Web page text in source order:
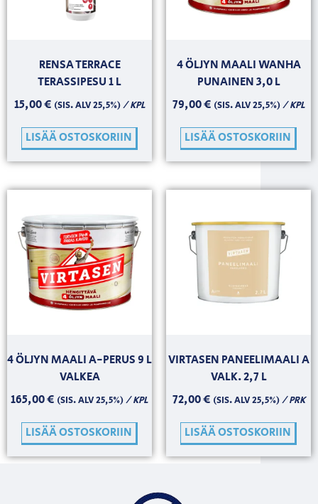
RENSA TERRACE
TERASSIPESU 1 L
15,00€ (SIS. ALV 25,5%)/ KPL
LISÄÄ OSTOSKORIIN
4 ÖLJYN MAALI WANHA
PUNAINEN 3,0 L
79,00€ (SIS. ALV 25,5%)/ KPL
LISÄÄ OSTOSKORIIN
4 ÖLJYN MAALI A-PERUS 9 L
VALKEA
165,00€ (SIS. ALV 25,5%)/ KPL
LISÄÄ OSTOSKORIIN
VIRTASEN PANEELIMAALI A
VALK. 2,7 L
72,00€ (SIS. ALV 25,5%)/ PRK
LISÄÄ OSTOSKORIIN